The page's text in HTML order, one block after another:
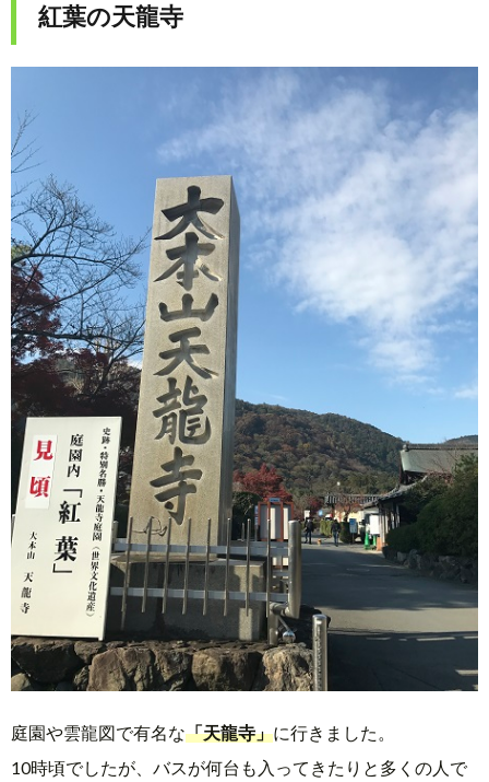
紅葉の天龍寺
庭園や雲龍図で有名な「天龍寺」に行きました。
10時頃でしたが、バスが何台も入ってきたりと多くの人で